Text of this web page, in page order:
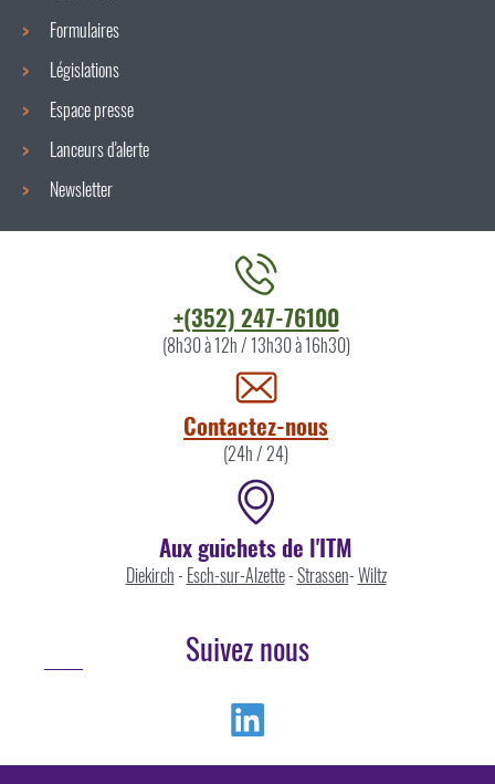
Formulaires
Législations
Espace presse
Lanceurs d'alerte
Newsletter
+(352) 247-76100
(8h30 à 12h / 13h30 à 16h30)
Contactez-nous
(24h / 24)
Aux guichets de l'ITM
Diekirch- Esch-sur-Alzette-Strassen-Wiltz
Suivez nous